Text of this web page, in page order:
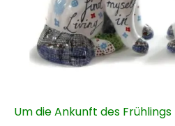
Um die Ankunft des